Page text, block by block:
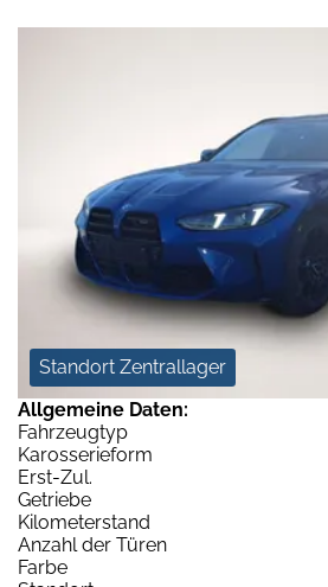
Standort Zentrallager
Allgemeine Daten:
Fahrzeugtyp
Karosserieform
Erst-Zul.
Getriebe
Kilometerstand
Anzahl der Türen
Farbe